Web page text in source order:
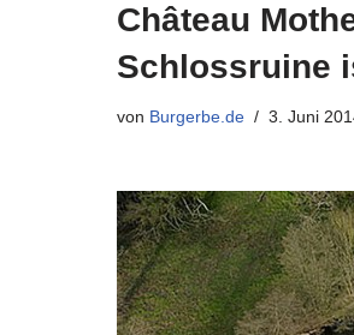
Château
Schlossruine
von Burgerbe.de 3. Juni